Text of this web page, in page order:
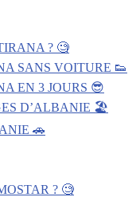
? 🧐
SANS VOITURE 👟
EN 3 JOURS 😎
D’ALBANIE 🏖️
🚗
? 🧐